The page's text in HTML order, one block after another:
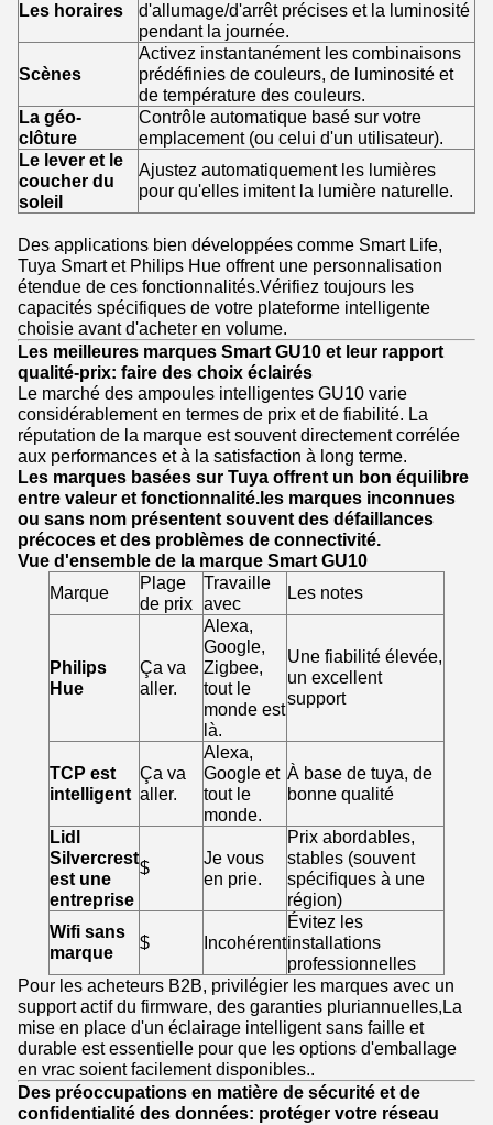
Les horaires
d'allumage/d'arrêt précises et la luminosité
pendant la journée.
Scènes
Activez instantanément les combinaisons
prédéfinies de couleurs, de luminosité et
de température des couleurs.
La géo-
clôture
Contrôle automatique basé sur votre
emplacement (ou celui d'un utilisateur).
Le lever et le
coucher du
soleil
Ajustez automatiquement les lumières
pour qu'elles imitent la lumière naturelle.
Des applications bien développées comme Smart Life,
Tuya Smart et Philips Hue offrent une personnalisation
étendue de ces fonctionnalités.Vérifiez toujours les
capacités spécifiques de votre plateforme intelligente
choisie avant d'acheter en volume.
Les meilleures marques Smart GU10 et leur rapport
qualité-prix: faire des choix éclairés
Le marché des ampoules intelligentes GU10 varie
considérablement en termes de prix et de fiabilité. La
réputation de la marque est souvent directement corrélée
aux performances et à la satisfaction à long terme.
Les marques basées sur Tuya offrent un bon équilibre
entre valeur et fonctionnalité.les marques inconnues
ou sans nom présentent souvent des défaillances
précoces et des problèmes de connectivité.
Vue d'ensemble de la marque Smart GU10
Marque
Plage
de prix
Travaille
avec
Les notes
Philips
Hue
Ça va
aller.
Alexa,
Google,
Zigbee,
tout le
monde est
là.
Une fiabilité élevée,
un excellent
support
TCP est
intelligent
Ça va
aller.
Alexa,
Google et
tout le
monde.
À base de tuya, de
bonne qualité
Lidl
Silvercrest
est une
entreprise
$
Je vous
en prie.
Prix abordables,
stables (souvent
spécifiques à une
région)
Wifi sans
marque
$ Incohérent
Évitez les
installations
professionnelles
Pour les acheteurs B2B, privilégier les marques avec un
support actif du firmware, des garanties pluriannuelles,La
mise en place d'un éclairage intelligent sans faille et
durable est essentielle pour que les options d'emballage
en vrac soient facilement disponibles..
Des préoccupations en matière de sécurité et de
confidentialité des données: protéger votre réseau